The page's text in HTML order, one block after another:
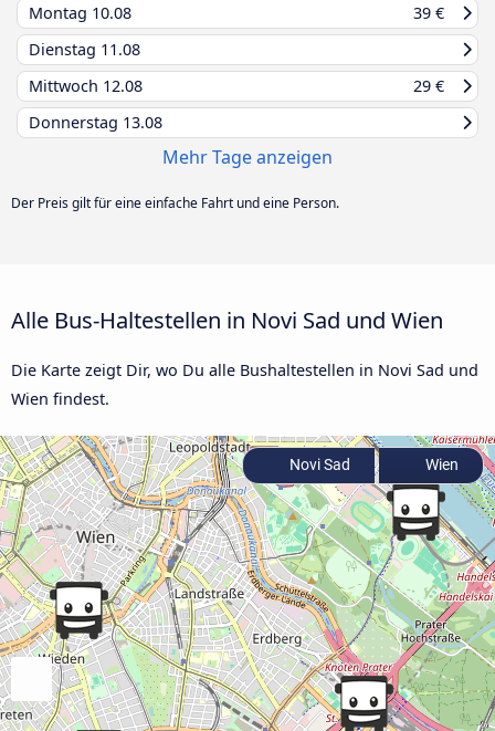
Montag 10.08
39 €
Dienstag 11.08
Mittwoch 12.08
29 €
Donnerstag 13.08
Mehr Tage anzeigen
Der Preis gilt für eine einfache Fahrt und eine Person.
Alle Bus-Haltestellen in Novi Sad und Wien
Die Karte zeigt Dir, wo Du alle Bushaltestellen in Novi Sad und
Wien findest.
Novi Sad Wien